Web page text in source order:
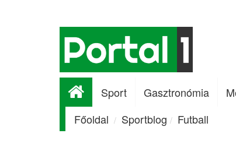
Sport Gasztronómia
Főoldal
Sportblog Futball